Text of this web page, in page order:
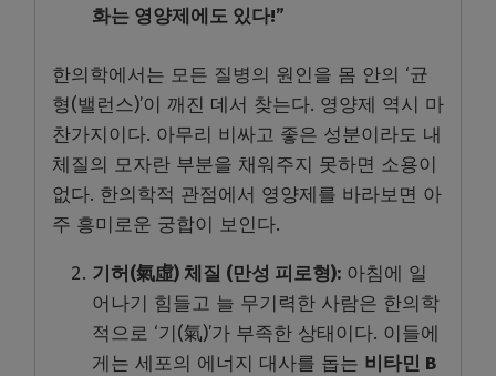
화는 영양제에도 있다!”
한의학에서는 모든 질병의 원인을 몸 안의 ‘균
형(밸런스)’이 깨진 데서 찾는다. 영양제 역시 마
찬가지이다. 아무리 비싸고 좋은 성분이라도 내
체질의 모자란 부분을 채워주지 못하면 소용이
없다. 한의학적 관점에서 영양제를 바라보면 아
주 흥미로운 궁합이 보인다.
기허(氣虛) 체질 (만성 피로형): 아침에 일
어나기 힘들고 늘 무기력한 사람은 한의학
적으로 ‘기(氣)’가 부족한 상태이다. 이들에
게는 세포의 에너지 대사를 돕는 비타민 B